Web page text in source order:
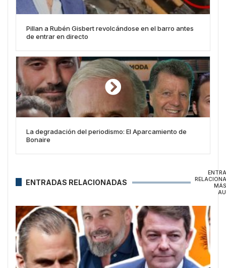
Pillan a Rubén Gisbert revolcándose en el barro antes
de entrar en directo
La degradación del periodismo: El Aparcamiento de
Bonaire
ENTRADAS RELACIONADAS